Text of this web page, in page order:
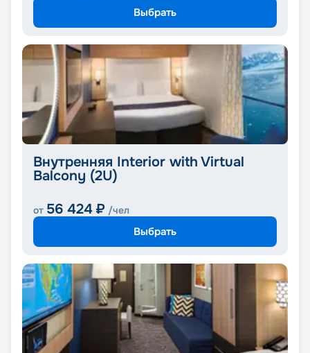
Выбрать
Внутренняя Interior with Virtual
Balcony (2U)
от 56 424 ₽ /чел
Выбрать